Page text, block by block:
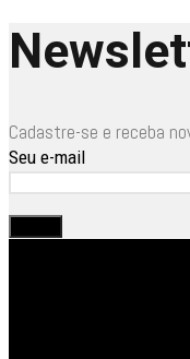
Cadastre-se e receba
Seu e-mail